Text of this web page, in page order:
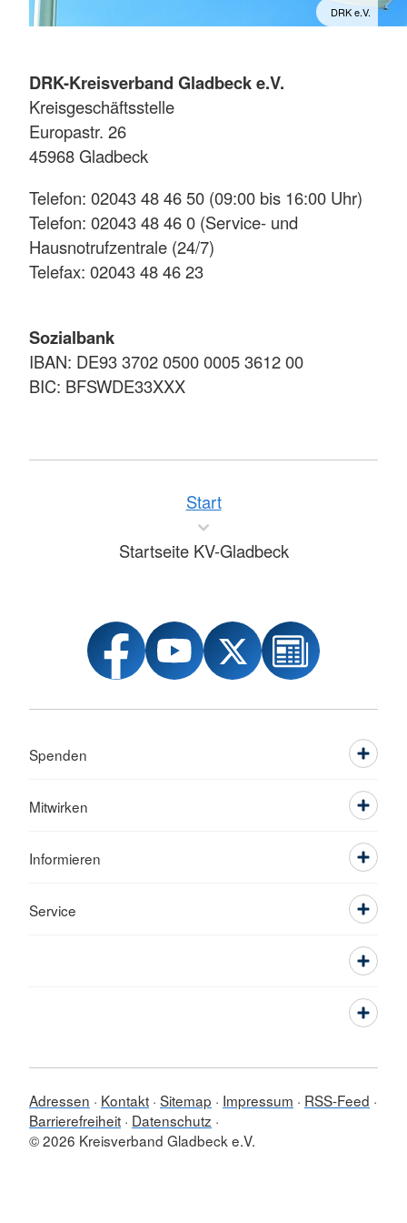
DRK e.V.
DRK-Kreisverband Gladbeck e.V.
Kreisgeschäftsstelle
Europastr. 26
45968 Gladbeck
Telefon: 02043 48 46 50 (09:00 bis 16:00 Uhr)
Telefon: 02043 48 46 0 (Service- und
Hausnotrufzentrale (24/7)
Telefax: 02043 48 46 23
Sozialbank
IBAN: DE93 3702 0500 0005 3612 00
BIC: BFSWDE33XXX
Start
Startseite KV-Gladbeck
Spenden
Mitwirken
Informieren
Service
Adressen Kontakt Sitemap Impressum
RSS-Feed
Barrierefreiheit Datenschutz
© 2026 Kreisverband Gladbeck e.V.